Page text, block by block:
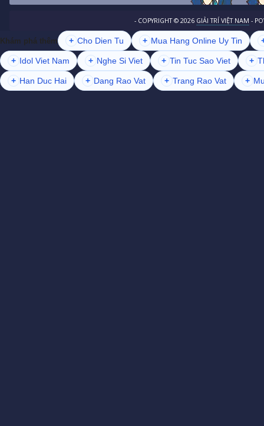
- COPYRIGHT © 2026 GIẢI TRÍ VIỆT NAM -
Khám phá thêm + Cho Dien Tu + Mua Hang Online Uy Tin
+ Idol Viet Nam + Nghe Si Viet + Tin Tuc Sao Viet +
+ Han Duc Hai + Dang Rao Vat + Trang Rao Vat +